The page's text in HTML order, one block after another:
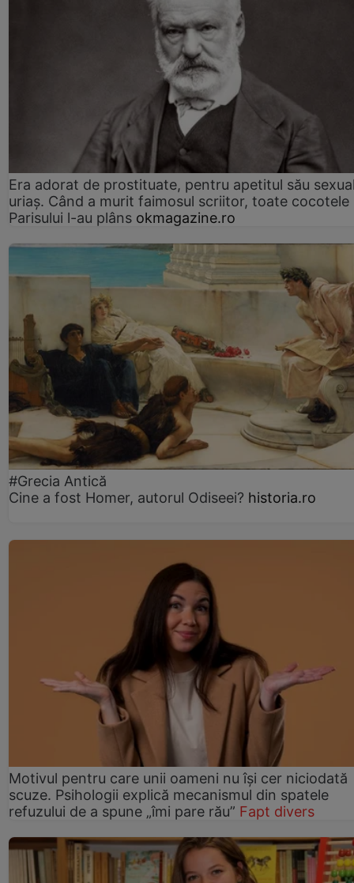
Era adorat de prostituate, pentru apetitul său
uriaș. Când a murit faimosul scriitor, toate cocotele
Parisului l-au plâns okmagazine.ro
#Grecia Antică
Cine a fost Homer, autorul Odiseei? historia.ro
Motivul pentru care unii oameni nu își cer niciodată
scuze. Psihologii explică mecanismul din spatele
refuzului de a spune „îmi pare rău” Fapt divers